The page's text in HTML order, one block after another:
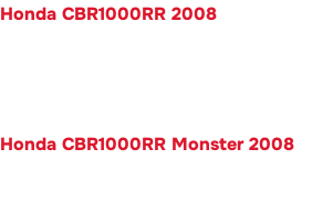
Honda CBR1000RR 2008
Honda CBR1000RR Monster 2008